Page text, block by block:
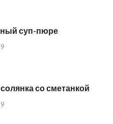
суп-пюре
со сметанкой